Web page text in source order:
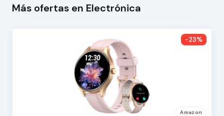
Más ofertas en Electrónica
-23%
Amazon